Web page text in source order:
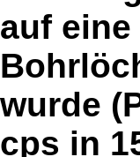
auf
wurde
cps in